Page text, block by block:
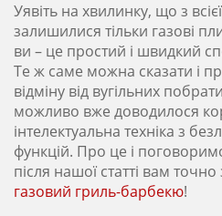
Уявіть на хвилинку, що з
залишилися тільки газові
ви – це простий і швидкий
Те ж саме можна сказати і
відміну від вугільних
можливо вже доводилося
інтелектуальна техніка з
функцій. Про це і
після нашої статті вам
газовий гриль-барбекю!